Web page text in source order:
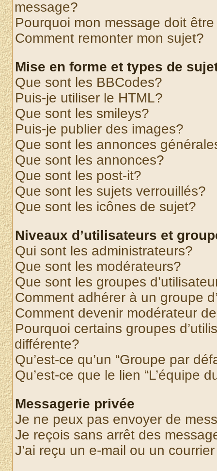
message?
Pourquoi mon message doit
Comment remonter mon sujet?
Mise en forme et types de
Que sont les BBCodes?
Puis-je utiliser le HTML?
Que sont les smileys?
Puis-je publier des images?
Que sont les annonces
Que sont les annonces?
Que sont les post-it?
Que sont les sujets verrouillés?
Que sont les icônes de sujet?
Niveaux d’utilisateurs et
Qui sont les administrateurs?
Que sont les modérateurs?
Que sont les groupes
Comment adhérer à un groupe
Comment devenir modérateur
Pourquoi certains groupes
différente?
Qu’est-ce qu’un “Groupe par
Qu’est-ce que le lien “L’équipe
Messagerie privée
Je ne peux pas envoyer de
Je reçois sans arrêt des
J’ai reçu un e-mail ou un